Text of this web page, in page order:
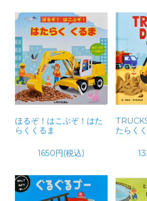
ほるぞ！はこぶぞ！はた
らくくるま
1650円(税込)
たらく